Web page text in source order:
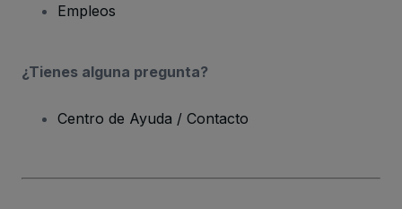
Empleos
¿Tienes alguna pregunta?
Centro de Ayuda / Contacto